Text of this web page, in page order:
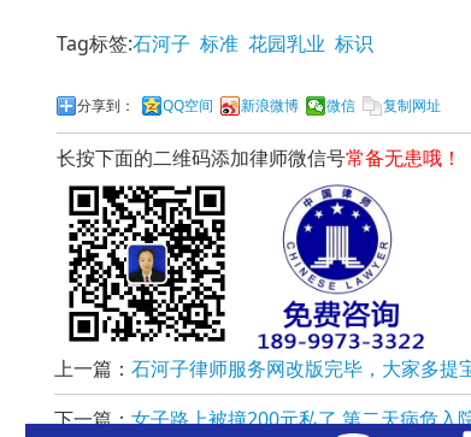
Tag标签:石河子 标准 花园乳业 标识
分享到： QQ空间 新浪微博 微信 复制网址
长按下面的二维码添加律师微信号常备无患哦！
上一篇： 石河子律师服务网改版完毕，大家多提
下一篇：女子路上被撞200元私了 第二天病危入